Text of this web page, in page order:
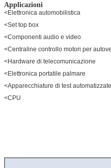
Applicazioni
<Elettronica automobilistica
<Set top box
<Componenti audio e video
<Centraline controllo motori per
<Hardware di telecomunicazione
<Elettronica portatile palmare
<Apparecchiature di test
<CPU